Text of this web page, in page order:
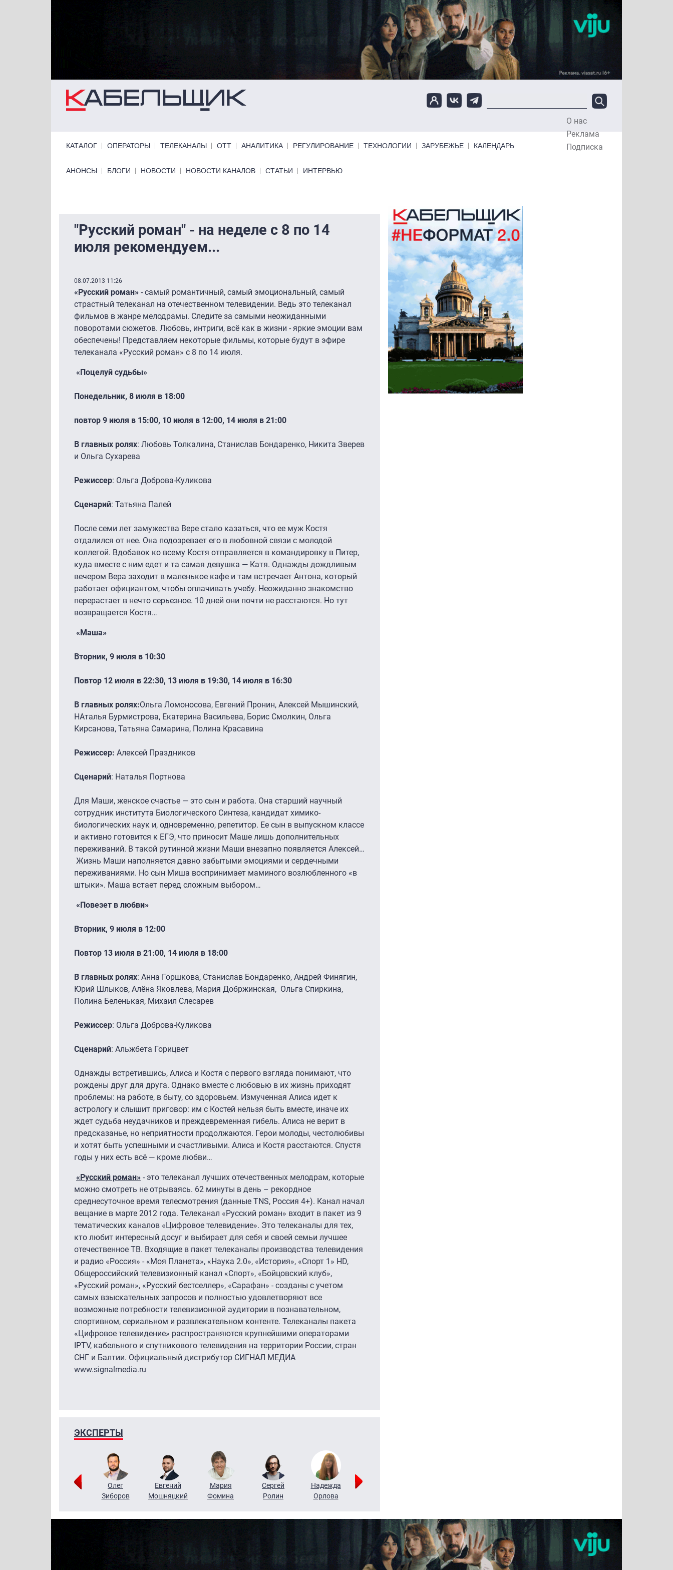
Перейти к основному содержанию
О нас
Реклама
Подписка
КАТАЛОГ ОПЕРАТОРЫ ТЕЛЕКАНАЛЫ ОТТ АНАЛИТИКА РЕГУЛИРОВАНИЕ ТЕХНОЛОГИИ ЗАРУБЕЖЬЕ КАЛЕНДАРЬ
Primary links bottom
АНОНСЫ БЛОГИ НОВОСТИ НОВОСТИ КАНАЛОВ СТАТЬИ ИНТЕРВЬЮ
"Русский роман" - на неделе с 8 по 14
июля рекомендуем...
08.07.2013 11:26
«Русский роман» - самый романтичный, самый эмоциональный, самый
страстный телеканал на отечественном телевидении. Ведь это телеканал
фильмов в жанре мелодрамы. Следите за самыми неожиданными
поворотами сюжетов. Любовь, интриги, всё как в жизни - яркие эмоции вам
обеспечены! Представляем некоторые фильмы, которые будут в эфире
телеканала «Русский роман» с 8 по 14 июля.
«Поцелуй судьбы»
Понедельник, 8 июля в 18:00
повтор 9 июля в 15:00, 10 июля в 12:00, 14 июля в 21:00
В главных ролях: Любовь Толкалина, Станислав Бондаренко, Никита Зверев
и Ольга Сухарева
Режиссер: Ольга Доброва-Куликова
Сценарий: Татьяна Палей
После семи лет замужества Вере стало казаться, что ее муж Костя
отдалился от нее. Она подозревает его в любовной связи с молодой
коллегой. Вдобавок ко всему Костя отправляется в командировку в Питер,
куда вместе с ним едет и та самая девушка — Катя. Однажды дождливым
вечером Вера заходит в маленькое кафе и там встречает Антона, который
работает официантом, чтобы оплачивать учебу. Неожиданно знакомство
перерастает в нечто серьезное. 10 дней они почти не расстаются. Но тут
возвращается Костя…
«Маша»
Вторник, 9 июля в 10:30
Повтор 12 июля в 22:30, 13 июля в 19:30, 14 июля в 16:30
В главных ролях:Ольга Ломоносова, Евгений Пронин, Алексей Мышинский,
НАталья Бурмистрова, Екатерина Васильева, Борис Смолкин, Ольга
Кирсанова, Татьяна Самарина, Полина Красавина
Режиссер: Алексей Праздников
Сценарий: Наталья Портнова
Для Маши, женское счастье — это сын и работа. Она старший научный
сотрудник института Биологического Синтеза, кандидат химико-
биологических наук и, одновременно, репетитор. Ее сын в выпускном классе
и активно готовится к ЕГЭ, что приносит Маше лишь дополнительных
переживаний. В такой рутинной жизни Маши внезапно появляется Алексей…
Жизнь Маши наполняется давно забытыми эмоциями и сердечными
переживаниями. Но сын Миша воспринимает маминого возлюбленного «в
штыки». Маша встает перед сложным выбором…
«Повезет в любви»
Вторник, 9 июля в 12:00
Повтор 13 июля в 21:00, 14 июля в 18:00
В главных ролях: Анна Горшкова, Станислав Бондаренко, Андрей Финягин,
Юрий Шлыков, Алёна Яковлева, Мария Добржинская, Ольга Спиркина,
Полина Беленькая, Михаил Слесарев
Режиссер: Ольга Доброва-Куликова
Сценарий: Альжбета Горицвет
Однажды встретившись, Алиса и Костя с первого взгляда понимают, что
рождены друг для друга. Однако вместе с любовью в их жизнь приходят
проблемы: на работе, в быту, со здоровьем. Измученная Алиса идет к
астрологу и слышит приговор: им с Костей нельзя быть вместе, иначе их
ждет судьба неудачников и преждевременная гибель. Алиса не верит в
предсказанье, но неприятности продолжаются. Герои молоды, честолюбивы
и хотят быть успешными и счастливыми. Алиса и Костя расстаются. Спустя
годы у них есть всё — кроме любви…
«Русский роман» - это телеканал лучших отечественных мелодрам, которые
можно смотреть не отрываясь. 62 минуты в день – рекордное
среднесуточное время телесмотрения (данные TNS, Россия 4+). Канал начал
вещание в марте 2012 года. Телеканал «Русский роман» входит в пакет из 9
тематических каналов «Цифровое телевидение». Это телеканалы для тех,
кто любит интересный досуг и выбирает для себя и своей семьи лучшее
отечественное ТВ. Входящие в пакет телеканалы производства телевидения
и радио «Россия» - «Моя Планета», «Наука 2.0», «История», «Спорт 1» HD,
Общероссийский телевизионный канал «Спорт», «Бойцовский клуб»,
«Русский роман», «Русский бестселлер», «Сарафан» - созданы с учетом
самых взыскательных запросов и полностью удовлетворяют все
возможные потребности телевизионной аудитории в познавательном,
спортивном, сериальном и развлекательном контенте. Телеканалы пакета
«Цифровое телевидение» распространяются крупнейшими операторами
IPTV, кабельного и спутникового телевидения на территории России, стран
СНГ и Балтии. Официальный дистрибутор СИГНАЛ МЕДИА
www.signalmedia.ru
ЭКСПЕРТЫ
Григорий
Олег
Зиборов
Евгений
Мошняцкий
Мария
Фомина
Сергей
Ролин
Надежда
Орлова